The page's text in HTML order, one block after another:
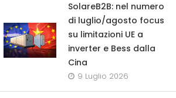
SolareB2B: nel numero
di luglio/agosto focus
su limitazioni UE a
inverter e Bess dalla
Cina
9 Luglio 2026